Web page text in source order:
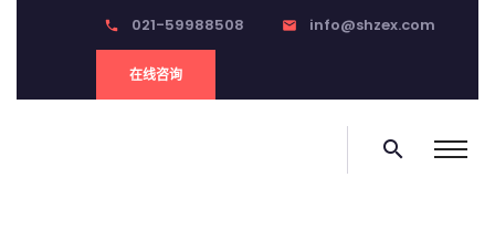
phone 021-59988508 email info@shzex.com
在线咨询
search